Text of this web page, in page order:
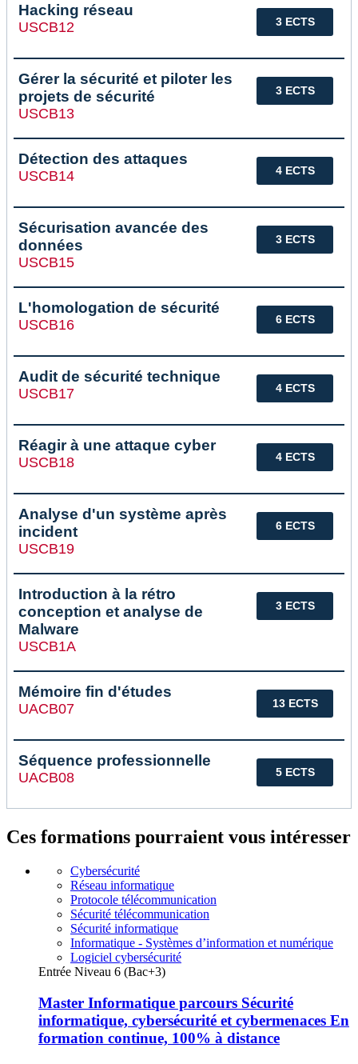
3 ECTS
Hacking réseau
USCB12
3 ECTS
Gérer la sécurité et piloter les
projets de sécurité
USCB13
4 ECTS
Détection des attaques
USCB14
3 ECTS
Sécurisation avancée des
données
USCB15
6 ECTS
L'homologation de sécurité
USCB16
4 ECTS
Audit de sécurité technique
USCB17
4 ECTS
Réagir à une attaque cyber
USCB18
6 ECTS
Analyse d'un système après
incident
USCB19
3 ECTS
Introduction à la rétro
conception et analyse de
Malware
USCB1A
13 ECTS
Mémoire fin d'études
UACB07
5 ECTS
Séquence professionnelle
UACB08
Ces formations pourraient vous intéresser
Cybersécurité
Réseau informatique
Protocole télécommunication
Sécurité télécommunication
Sécurité informatique
Informatique - Systèmes d’information et numérique
Logiciel cybersécurité
Entrée Niveau 6 (Bac+3)
Master Informatique parcours Sécurité
informatique, cybersécurité et cybermenaces En
formation continue, 100% à distance